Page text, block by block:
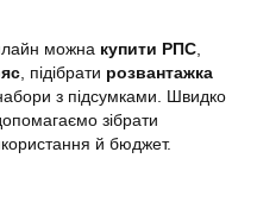
можна купити РПС
, підібрати розвантажка
набори з підсумками. Швидко
зібрати
й бюджет.